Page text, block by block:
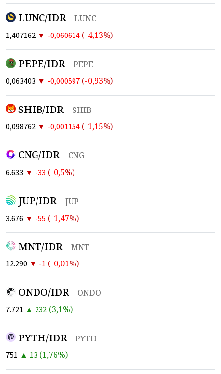
LUNC/IDR
LUNC
1,407162 ▼ -0,060614 (-4,13%)
PEPE/IDR
PEPE
0,063403 ▼ -0,000597 (-0,93%)
SHIB/IDR
SHIB
0,098762 ▼ -0,001154 (-1,15%)
CNG/IDR
CNG
6.633 ▼ -33 (-0,5%)
JUP/IDR
JUP
3.676 ▼ -55 (-1,47%)
MNT/IDR
MNT
12.290 ▼ -1 (-0,01%)
ONDO/IDR
ONDO
7.721 ▲ 232 (3,1%)
PYTH/IDR
PYTH
751 ▲ 13 (1,76%)